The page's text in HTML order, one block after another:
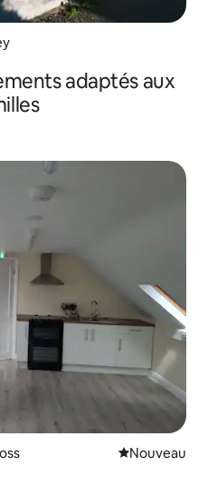
adaptés aux
Nouvel
Nouveau